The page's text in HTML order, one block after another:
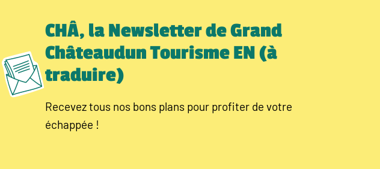
CHÂ, la Newsletter de Grand
Châteaudun Tourisme EN (à
traduire)
Recevez tous nos bons plans pour profiter de votre
échappée !